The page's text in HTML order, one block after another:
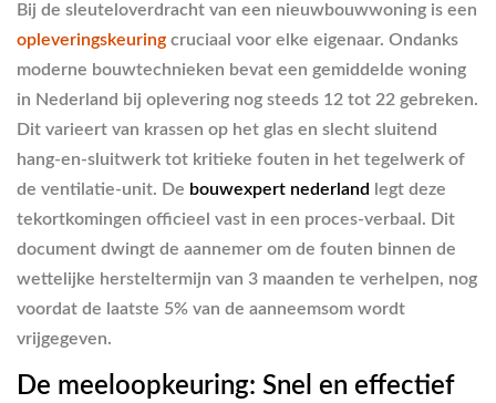
Bij de sleuteloverdracht van een nieuwbouwwoning is een
opleveringskeuring cruciaal voor elke eigenaar. Ondanks
moderne bouwtechnieken bevat een gemiddelde woning
in Nederland bij oplevering nog steeds 12 tot 22 gebreken.
Dit varieert van krassen op het glas en slecht sluitend
hang-en-sluitwerk tot kritieke fouten in het tegelwerk of
de ventilatie-unit. De bouwexpert nederland
legt deze
tekortkomingen officieel vast in een proces-verbaal. Dit
document dwingt de aannemer om de fouten binnen de
wettelijke hersteltermijn van 3 maanden te verhelpen, nog
voordat de laatste 5% van de aanneemsom wordt
vrijgegeven.
De meeloopkeuring: Snel en effectief